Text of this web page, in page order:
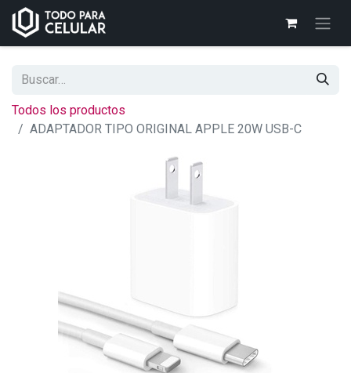
Todos los productos
ADAPTADOR TIPO ORIGINAL APPLE 20W USB-C